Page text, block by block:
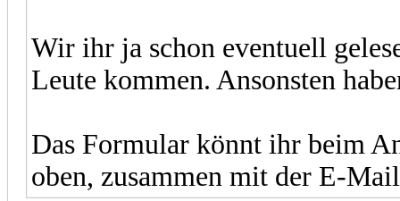
Wir ihr ja schon eventuell
Leute kommen. Ansonsten
Das Formular könnt ihr beim
oben, zusammen mit der E-